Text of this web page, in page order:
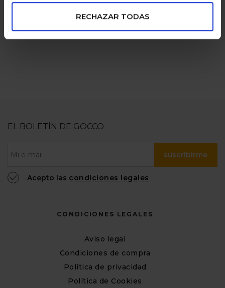
RECHAZAR TODAS
pagos seguros
familias
numerosas
EL BOLETÍN DE GOCCO
suscribirme
Acepto las condiciones legales
CONDICIONES LEGALES
Aviso legal
Condiciones de compra
Política de privacidad
Política de Cookies